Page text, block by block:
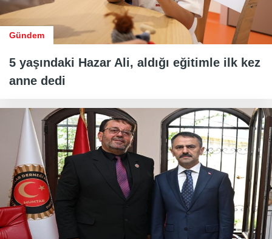
Gündem
5 yaşındaki Hazar Ali, aldığı eğitimle ilk kez
anne dedi